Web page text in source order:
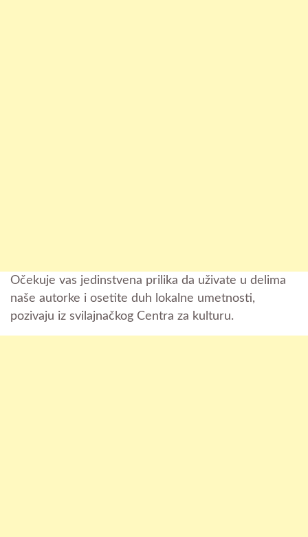
Očekuje vas jedinstvena prilika da uživate u delima
naše autorke i osetite duh lokalne umetnosti,
pozivaju iz svilajnačkog Centra za kulturu.